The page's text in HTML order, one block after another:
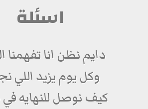
اسئلة
دايم نظن انا تفهمنا
وكل يوم يزيد اللي
كيف نوصل للنهايه